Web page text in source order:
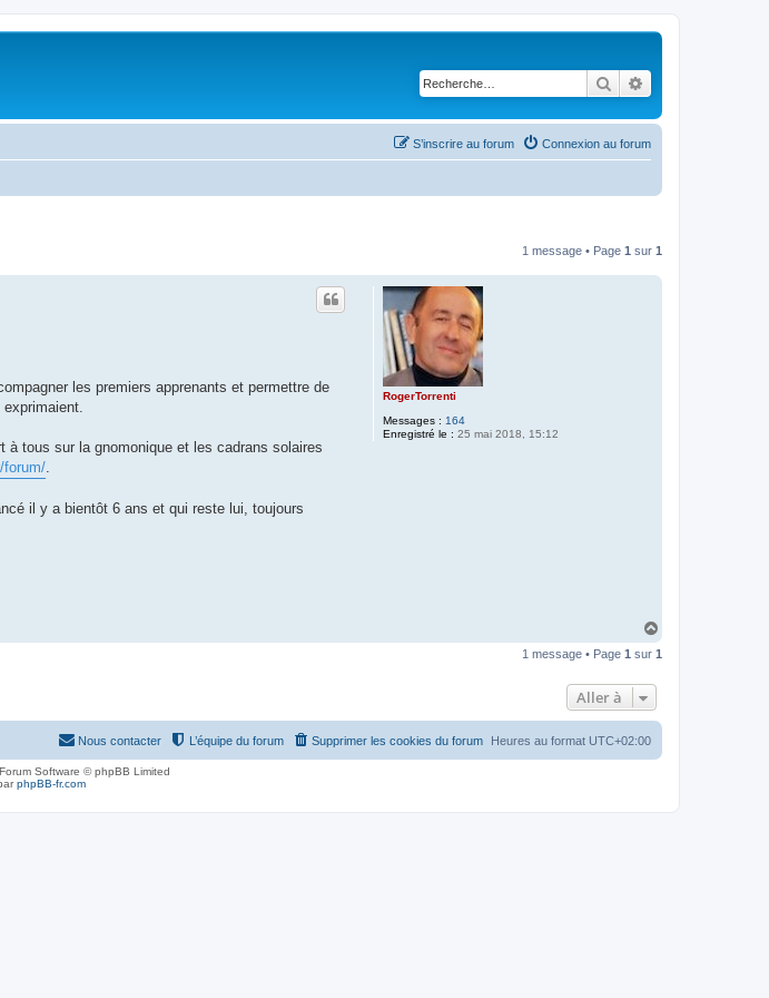
Rechercher
Connexion au forum
S’inscrire au forum
1 message • Page 1 sur 1
RogerTorrenti
Messages : 164
Enregistré le : 25 mai 2018, 15:12
les premiers apprenants et permettre de
à tous sur la gnomonique et les cadrans solaires
forum/
il y a bientôt 6 ans et qui reste lui, toujours
u
1 message • Page 1 sur 1
Aller à
Heures au format UTC+02:00
Supprimer les cookies du forum
L’équipe du forum
Nous contacter
Software © phpBB Limited
phpBB-fr.com